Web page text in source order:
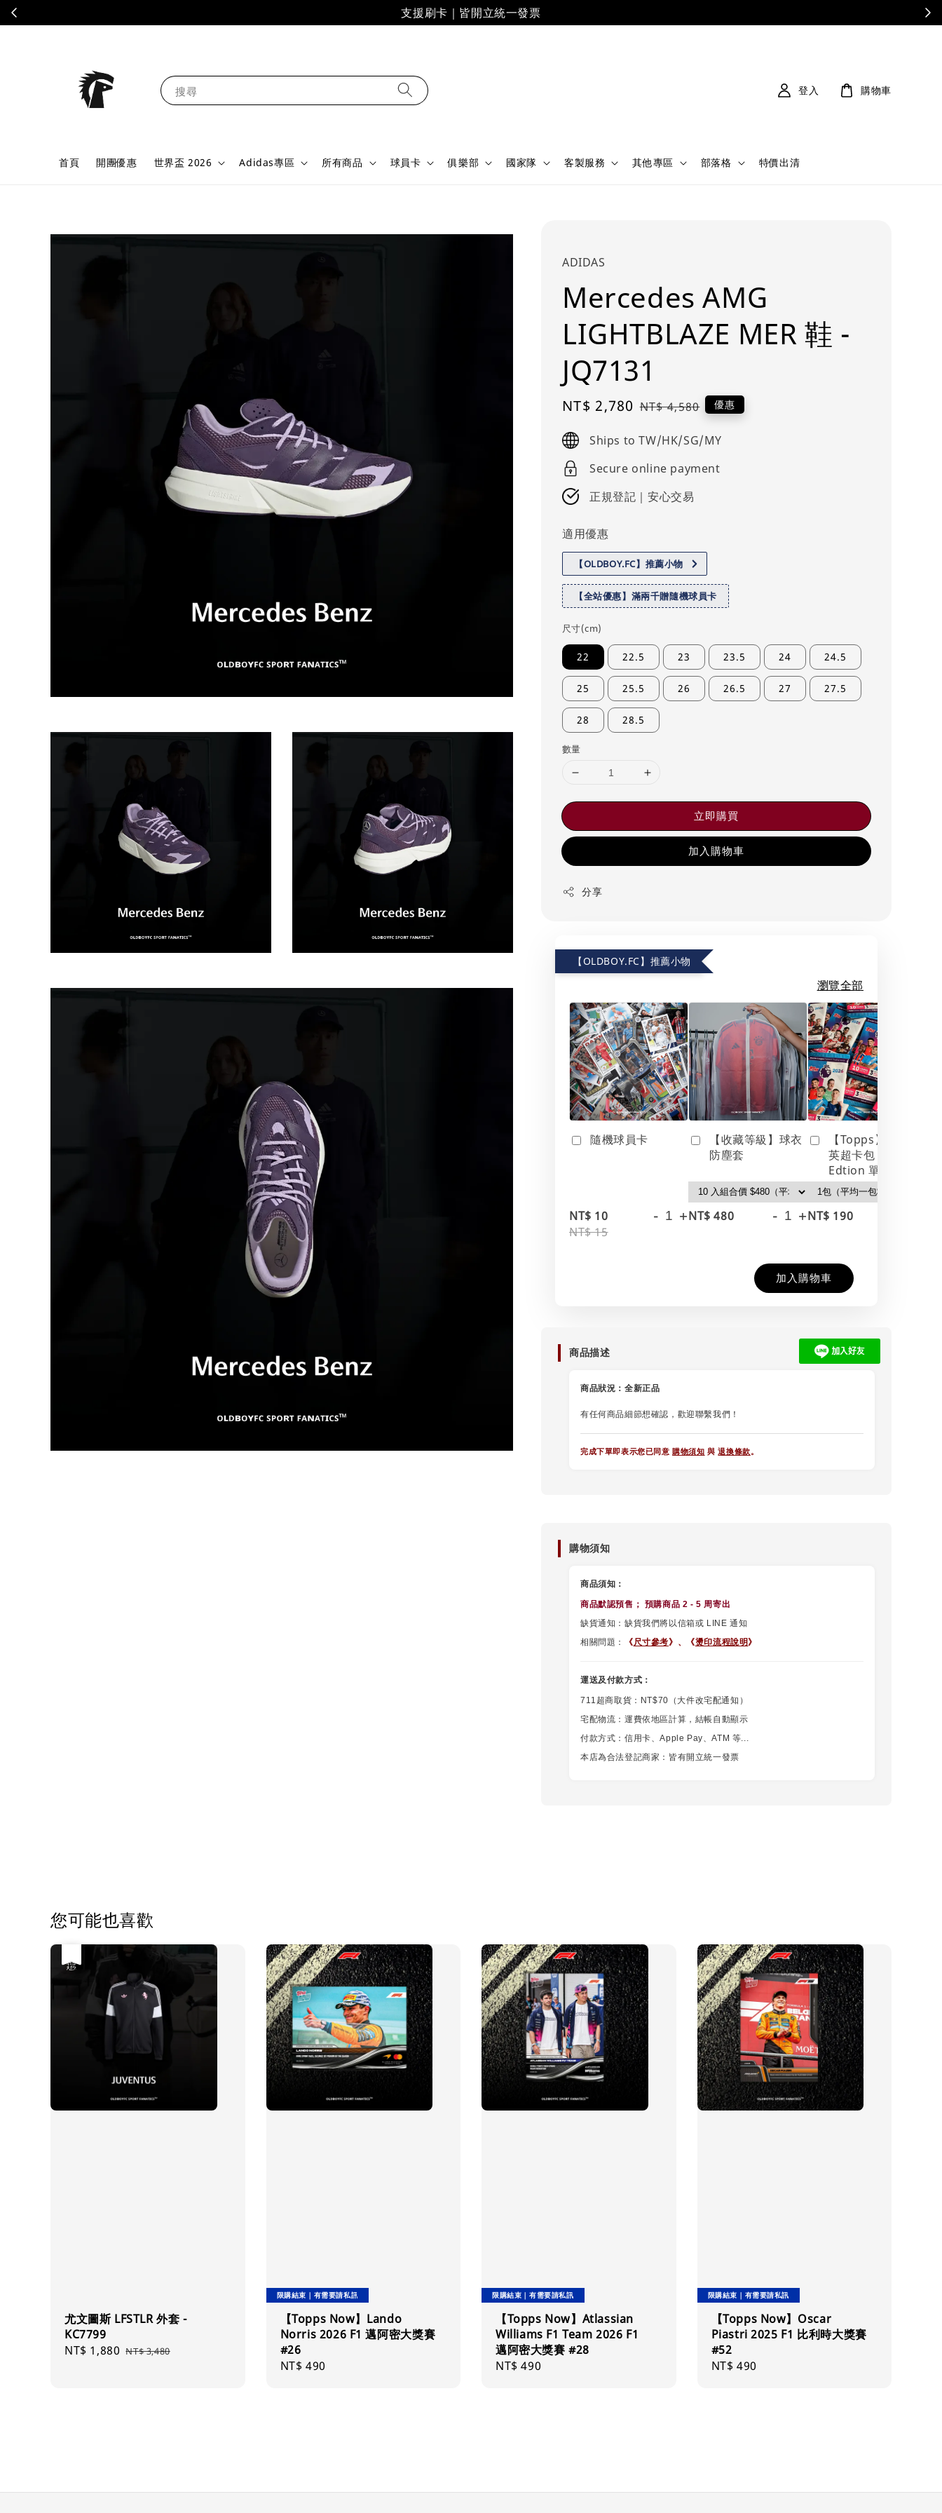
支援刷卡｜皆開立統一發票
搜尋
首頁 開團優惠 世界盃 2026 Adidas專區 所有商品 球員卡 俱樂部 國家隊 客製服務 其他專區 部落格 特價出清
登入 購物車
ADIDAS
Mercedes AMG
LIGHTBLAZE MER 鞋 -
JQ7131
Sale
NT$ 2,780 Regular
NT$ 4,580 優惠
Ships to TW/HK/SG/MY
Secure online payment
正規登記｜安心交易
適用優惠
【OLDBOY.FC】推薦小物
【全站優惠】滿兩千贈隨機球員卡
尺寸(cm)
22 22.5 23 23.5 24 24.5
25 25.5 26 26.5 27 27.5
28 28.5
數量
立即購買
加入購物車
分享
【OLDBOY.FC】推薦小物
瀏覽全部
隨機球員卡
NT$ 10
NT$ 15
- +
【收藏等級】球衣
防塵套
NT$ 480 - +
【Topps】25/26
英超卡包 Debut
Edtion 單包
NT$ 190
加入購物車
商品描述
商品狀況： 全新正品
有任何商品細節想確認，歡迎聯繫我們！
完成下單即表示您已同意 購物須知 與退換條款。
購物須知
商品須知：
商品默認預售 ； 預購商品 2 - 5 周寄出
缺貨通知：缺貨我們將以信箱或 LINE 通知
相關問題：
《尺寸參考》、 《燙印流程說明 》
運送及付款方式：
711超商取貨：NT$70（大件改宅配通知）
宅配物流：運費依地區計算，結帳自動顯示
付款方式：信用卡、Apple Pay、ATM 等...
本店為合法登記商家：皆有開立統一發票
您可能也喜歡
尤文圖斯 LFSTLR 外套 -
KC7799
Sale
NT$ 1,880 Regular
NT$ 3,480
限購結束｜有需要請私訊
【Topps Now】Lando
Norris 2026 F1 邁阿密大獎賽
#26
Regular
NT$ 490
限購結束｜有需要請私訊
【Topps Now】Atlassian
Williams F1 Team 2026 F1
邁阿密大獎賽 #28
Regular
NT$ 490
限購結束｜有需要請私訊
【Topps Now】Oscar
Piastri 2025 F1 比利時大獎賽
#52
Regular
NT$ 490